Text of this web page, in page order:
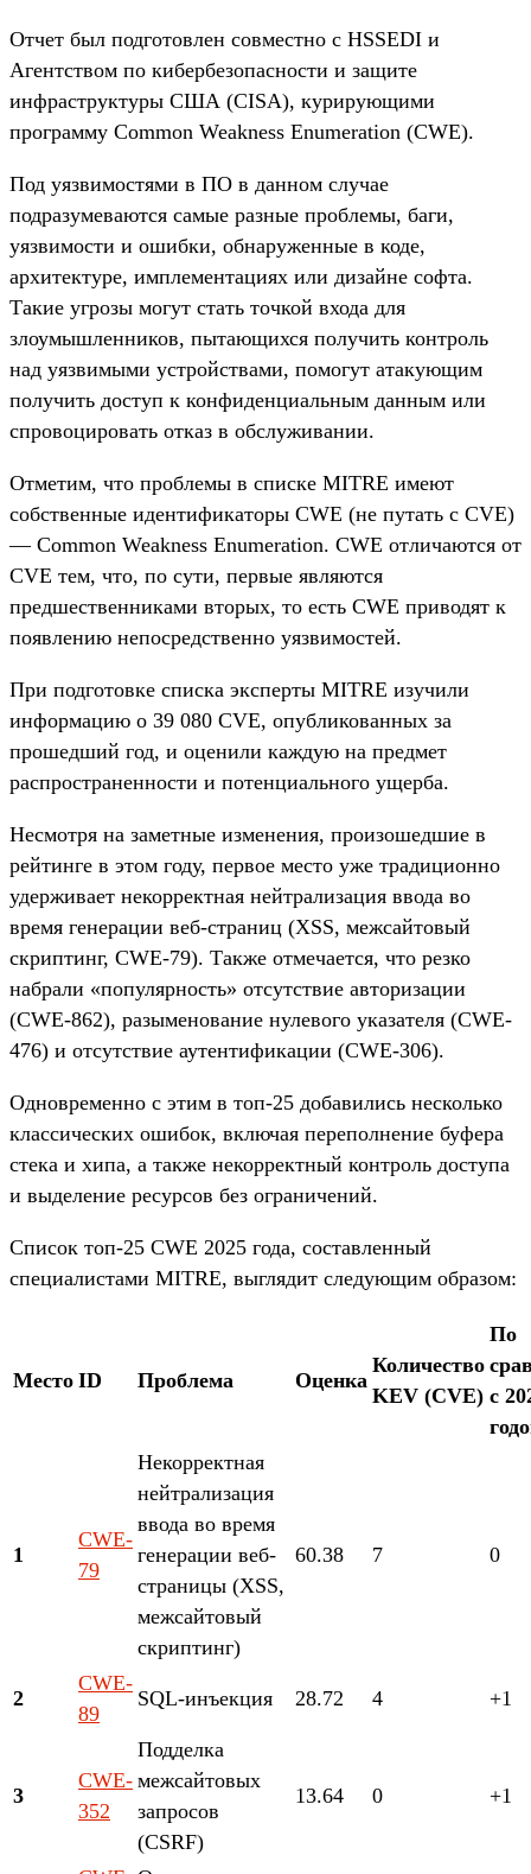
Отчет был подготовлен совместно с HSSEDI и
Агентством по кибербезопасности и защите
инфраструктуры США (CISA), курирующими
программу Common Weakness Enumeration (CWE).
Под уязвимостями в ПО в данном случае
подразумеваются самые разные проблемы, баги,
уязвимости и ошибки, обнаруженные в коде,
архитектуре, имплементациях или дизайне софта.
Такие угрозы могут стать точкой входа для
злоумышленников, пытающихся получить контроль
над уязвимыми устройствами, помогут атакующим
получить доступ к конфиденциальным данным или
спровоцировать отказ в обслуживании.
Отметим, что проблемы в списке MITRE имеют
собственные идентификаторы CWE (не путать с CVE)
— Common Weakness Enumeration. CWE отличаются от
CVE тем, что, по сути, первые являются
предшественниками вторых, то есть CWE приводят к
появлению непосредственно уязвимостей.
При подготовке списка эксперты MITRE изучили
информацию о 39 080 CVE, опубликованных за
прошедший год, и оценили каждую на предмет
распространенности и потенциального ущерба.
Несмотря на заметные изменения, произошедшие в
рейтинге в этом году, первое место уже традиционно
удерживает некорректная нейтрализация ввода во
время генерации веб-страниц (XSS, межсайтовый
скриптинг, CWE-79). Также отмечается, что резко
набрали «популярность» отсутствие авторизации
(CWE-862), разыменование нулевого указателя (CWE-
476) и отсутствие аутентификации (CWE-306).
Одновременно с этим в топ-25 добавились несколько
классических ошибок, включая переполнение буфера
стека и хипа, а также некорректный контроль доступа
и выделение ресурсов без ограничений.
Список топ-25 CWE 2025 года, составленный
специалистами MITRE, выглядит следующим образом:
Место ID Проблема Оценка
Количество
KEV (CVE)
По
с
1
CWE-
79
Некорректная
нейтрализация
ввода во время
генерации веб-
страницы (XSS,
межсайтовый
скриптинг)
60.38 7 0
2
CWE-
89
SQL-инъекция 28.72 4 +1
3
CWE-
352
Подделка
межсайтовых
запросов
(CSRF)
13.64 0 +1